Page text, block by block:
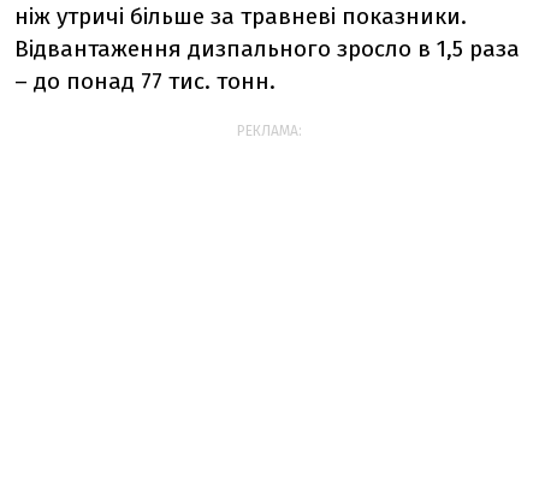
ніж утричі більше за травневі показники.
Відвантаження дизпального зросло в 1,5 раза
– до понад 77 тис. тонн.
РЕКЛАМА: